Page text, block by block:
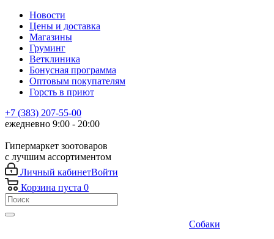
Новости
Цены и доставка
Магазины
Груминг
Ветклиника
Бонусная программа
Оптовым покупателям
Горсть в приют
+7 (383) 207-55-00
ежедневно 9:00 - 20:00
Гипермаркет зоотоваров
с лучшим ассортиментом
Личный кабинетВойти
Корзина пуста 0
Собаки